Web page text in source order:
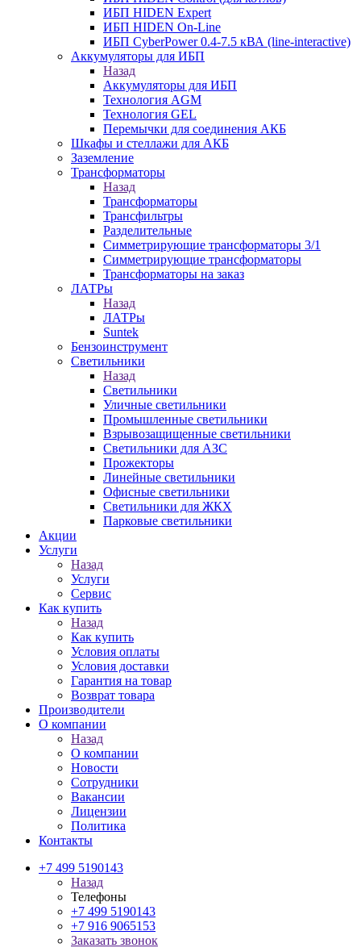
ИБП HIDEN Expert
ИБП HIDEN On-Line
ИБП CyberPower 0.4-7.5 кВА (line-interactive)
Аккумуляторы для ИБП
Назад
Аккумуляторы для ИБП
Технология AGM
Технология GEL
Перемычки для соединения АКБ
Шкафы и стеллажи для АКБ
Заземление
Трансформаторы
Назад
Трансформаторы
Трансфильтры
Разделительные
Симметрирующие трансформаторы 3/1
Симметрирующие трансформаторы
Трансформаторы на заказ
ЛАТРы
Назад
ЛАТРы
Suntek
Бензоинструмент
Светильники
Назад
Светильники
Уличные светильники
Промышленные светильники
Взрывозащищенные светильники
Светильники для АЗС
Прожекторы
Линейные светильники
Офисные светильники
Светильники для ЖКХ
Парковые светильники
Акции
Услуги
Назад
Услуги
Сервис
Как купить
Назад
Как купить
Условия оплаты
Условия доставки
Гарантия на товар
Возврат товара
Производители
О компании
Назад
О компании
Новости
Сотрудники
Вакансии
Лицензии
Политика
Контакты
+7 499 5190143
Назад
Телефоны
+7 499 5190143
+7 916 9065153
Заказать звонок